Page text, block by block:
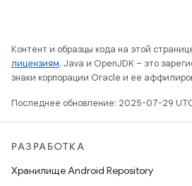
Контент и образцы кода на этой
лицензиям. Java и OpenJDK – это
знаки корпорации Oracle и ее
Последнее обновление: 2025-07-29
РАЗРАБОТКА
Хранилище Android Repository